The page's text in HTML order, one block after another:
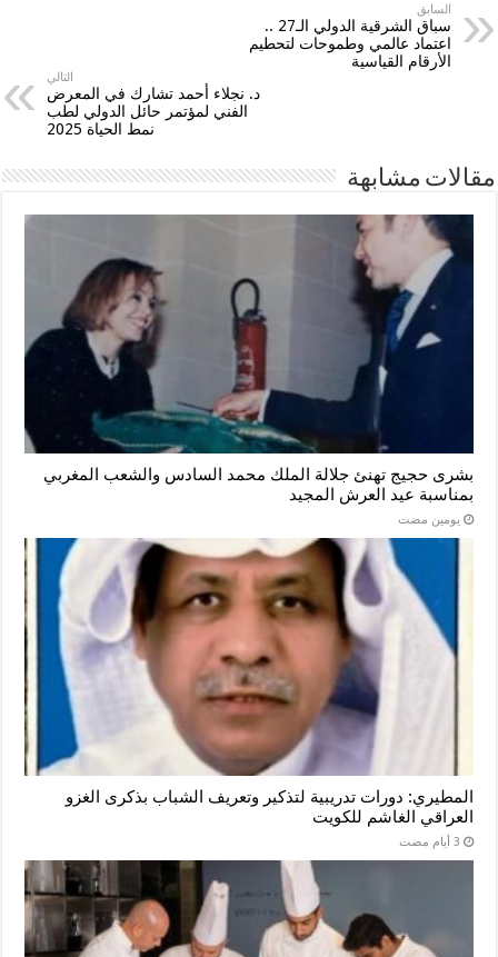
السابق
سباق الشرقية الدولي الـ27 ..
اعتماد عالمي وطموحات لتحطيم
الأرقام القياسية
التالي
د. نجلاء أحمد تشارك في المعرض
الفني لمؤتمر حائل الدولي لطب
نمط الحياة 2025
مقالات مشابهة
بشرى حجيج تهنئ جلالة الملك محمد السادس والشعب المغربي
بمناسبة عيد العرش المجيد
‏يومين مضت
المطيري: دورات تدريبية لتذكير وتعريف الشباب بذكرى الغزو
العراقي الغاشم للكويت